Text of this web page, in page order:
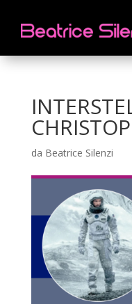
da Beatrice Silenzi